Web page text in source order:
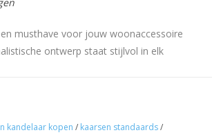
musthave voor jouw woonaccessoire
ontwerp staat stijlvol in elk
het o zo gezellig thuis. Plaats een rustiek
in de houder. Of het kaarsje nu
is net dat extraatje dat in ieder
kandelaar kopen / kaarsen standaards/